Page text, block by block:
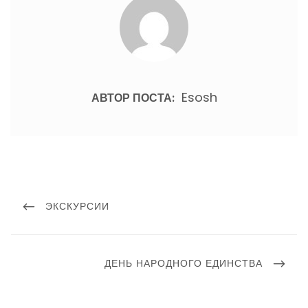
АВТОР ПОСТА: Esosh
по
ПРЕДЫДУЩИЙ
ЭКСКУРСИИ
СЛЕДУЮЩИЙ
ДЕНЬ НАРОДНОГО ЕДИНСТВА